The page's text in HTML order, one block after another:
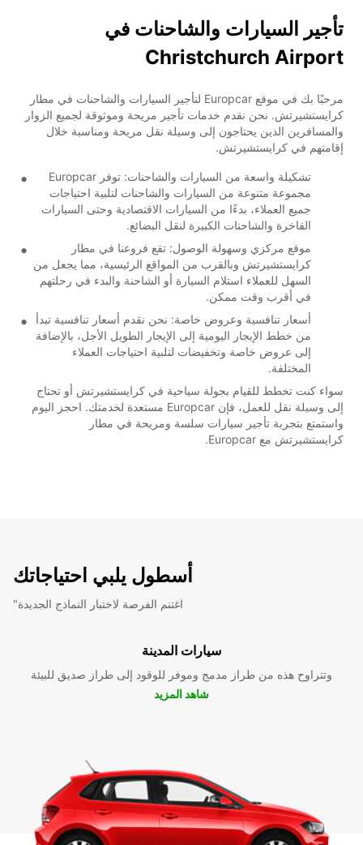
تأجير السيارات والشاحنات في
Christchurch Airport
مرحبًا بك في موقع Europcar لتأجير السيارات والشاحنات في مطار
كرايستشيرتش. نحن نقدم خدمات تأجير مريحة وموثوقة لجميع الزوار
والمسافرين الذين يحتاجون إلى وسيلة نقل مريحة ومناسبة خلال
إقامتهم في كرايستشيرتش.
تشكيلة واسعة من السيارات والشاحنات: توفر Europcar
مجموعة متنوعة من السيارات والشاحنات لتلبية احتياجات
جميع العملاء، بدءًا من السيارات الاقتصادية وحتى السيارات
الفاخرة والشاحنات الكبيرة لنقل البضائع.
موقع مركزي وسهولة الوصول: تقع فروعنا في مطار
كرايستشيرتش وبالقرب من المواقع الرئيسية، مما يجعل من
السهل للعملاء استلام السيارة أو الشاحنة والبدء في رحلتهم
في أقرب وقت ممكن.
أسعار تنافسية وعروض خاصة: نحن نقدم أسعار تنافسية تبدأ
من خطط الإيجار اليومية إلى الإيجار الطويل الأجل، بالإضافة
إلى عروض خاصة وتخفيضات لتلبية احتياجات العملاء
المختلفة.
سواء كنت تخطط للقيام بجولة سياحية في كرايستشيرتش أو تحتاج
إلى وسيلة نقل للعمل، فإن Europcar مستعدة لخدمتك. احجز اليوم
واستمتع بتجربة تأجير سيارات سلسة ومريحة في مطار
كرايستشيرتش مع Europcar.
أسطول يلبي احتياجاتك
"اغتنم الفرصة لاختبار النماذج الجديدة
سيارات المدينة
وتتراوح هذه من طراز مدمج وموفر للوقود إلى طراز صديق للبيئة
شاهد المزيد